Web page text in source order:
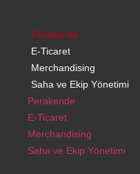
Perakende
E-Ticaret
Merchandising
Saha ve Ekip Yönetimi
Perakende
E-Ticaret
Merchandising
Saha ve Ekip Yönetimi